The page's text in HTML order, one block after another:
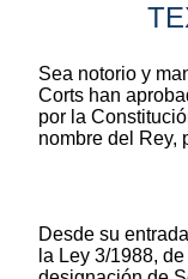
Sea notorio y
Corts han
por la
nombre del Rey,
Desde su
la Ley 3/1988,